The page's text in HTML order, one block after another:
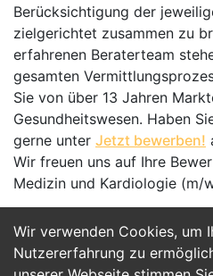
Wir verwenden Cookies, um
Nutzererfahrung zu
Berücksichtigung der
zielgerichtet zusammen zu
erfahrenen Beraterteam
gesamten
Sie von über 13 Jahren
Gesundheitswesen. Haben
gerne unter Jetzt bewerben!
Wir freuen uns auf Ihre
Medizin und Kardiologie (m/
Jetzt